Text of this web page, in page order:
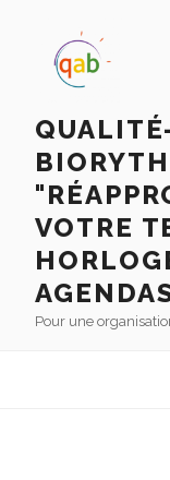
VOTRE
Pour une